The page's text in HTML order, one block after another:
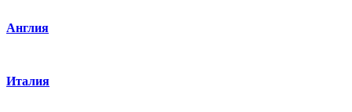
Англия
Италия